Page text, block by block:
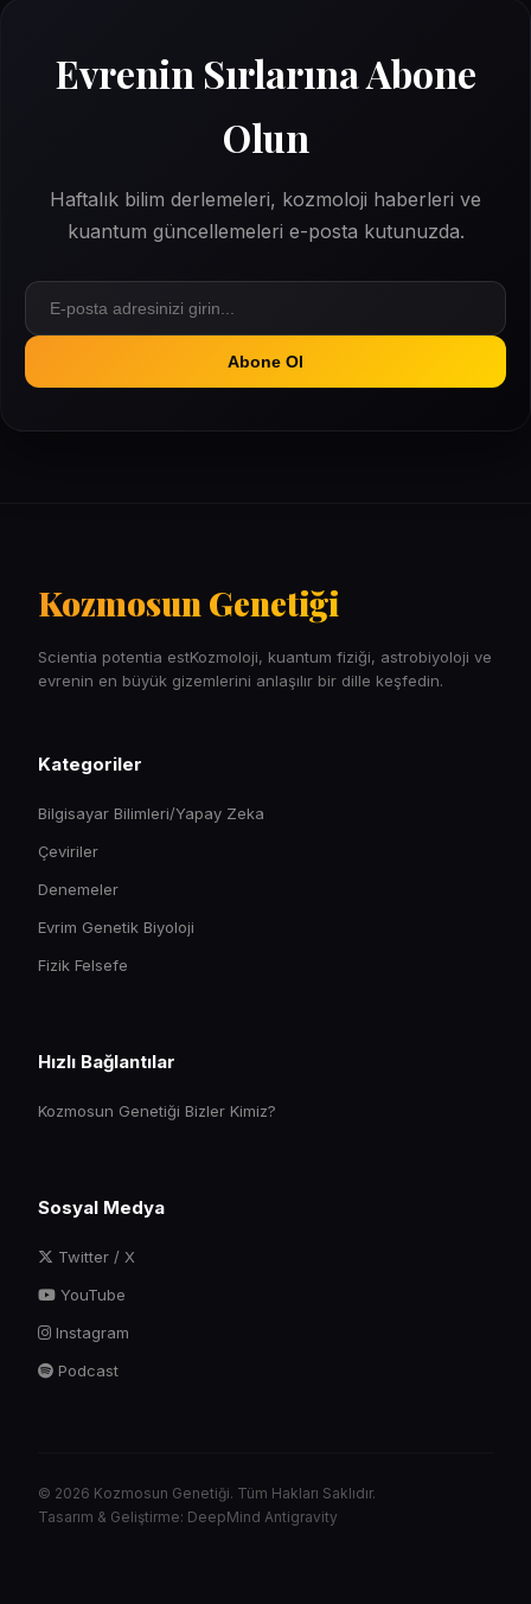
Evrenin Sırlarına Abone
Olun
Haftalık bilim derlemeleri, kozmoloji haberleri ve
kuantum güncellemeleri e-posta kutunuzda.
Abone Ol
Kozmosun Genetiği
Scientia potentia estKozmoloji, kuantum fiziği, astrobiyoloji ve
evrenin en büyük gizemlerini anlaşılır bir dille keşfedin.
Kategoriler
Bilgisayar Bilimleri/Yapay Zeka
Çeviriler
Denemeler
Evrim Genetik Biyoloji
Fizik Felsefe
Hızlı Bağlantılar
Kozmosun Genetiği Bizler Kimiz?
Sosyal Medya
Twitter / X
YouTube
Instagram
Podcast
© 2026 Kozmosun Genetiği. Tüm Hakları Saklıdır.
Tasarım & Geliştirme: DeepMind Antigravity